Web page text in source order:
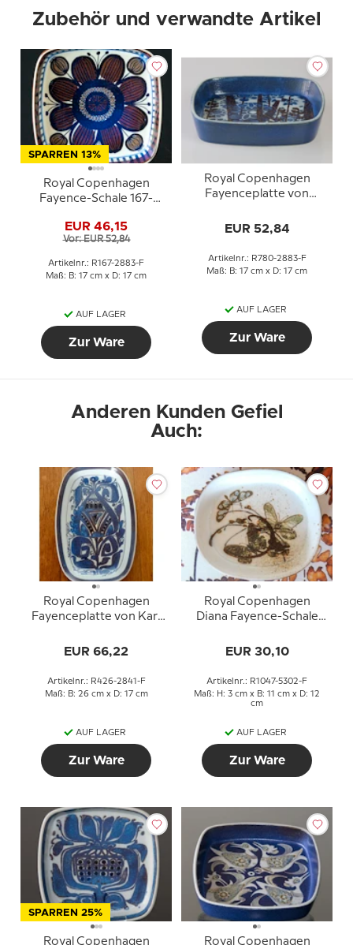
Zubehör und verwandte Artikel
SPARREN 13%
Royal Copenhagen
Fayence-Schale 167-
EUR 46,15
Vor: EUR 52,84
Artikelnr.: R167-2883-F
Maß: B: 17 cm x D: 17 cm
AUF LAGER
Zur Ware
Royal Copenhagen
Fayenceplatte von
EUR 52,84
Artikelnr.: R780-2883-F
Maß: B: 17 cm x D: 17 cm
AUF LAGER
Zur Ware
Anderen Kunden Gefiel
Auch:
Royal Copenhagen
Fayenceplatte von Kari
EUR 66,22
Artikelnr.: R426-2841-F
Maß: B: 26 cm x D: 17 cm
AUF LAGER
Zur Ware
Royal Copenhagen
Diana Fayence-Schale
EUR 30,10
Artikelnr.: R1047-5302-F
Maß: H: 3 cm x B: 11 cm x D: 12
cm
AUF LAGER
Zur Ware
SPARREN 25%
Royal Copenhagen Royal Copenhagen